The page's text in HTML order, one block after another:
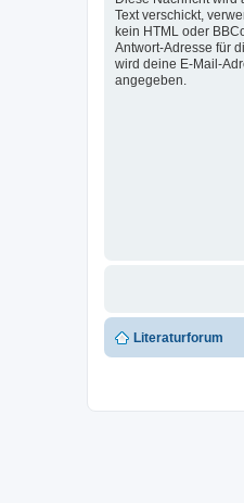
Text verschickt,
kein HTML oder
Antwort-Adresse für
wird deine E-Mail-
angegeben.
Literaturforum